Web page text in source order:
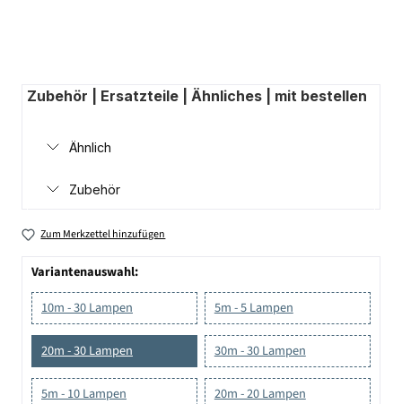
Zubehör | Ersatzteile | Ähnliches | mit bestellen
Ähnlich
Zubehör
Zum Merkzettel hinzufügen
Variantenauswahl:
10m - 30 Lampen
5m - 5 Lampen
20m - 30 Lampen 30m - 30 Lampen
5m - 10 Lampen 20m - 20 Lampen